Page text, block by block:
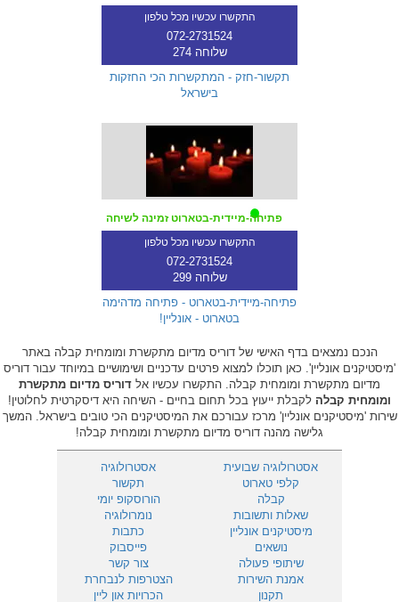
התקשרו עכשיו מכל טלפון
072-2731524
שלוחה 274
תקשור-חזק - המתקשרות הכי החזקות
בישראל
פתיחה-מיידית-בטארוט זמינה לשיחה
התקשרו עכשיו מכל טלפון
072-2731524
שלוחה 299
פתיחה-מיידית-בטארוט - פתיחה מדהימה
בטארוט - אונליין!
הנכם נמצאים בדף האישי של דוריס מדיום מתקשרת ומומחית קבלה באתר
'מיסטיקנים אונליין'. כאן תוכלו למצוא פרטים עדכניים ושימושיים במיוחד עבור דוריס
מדיום מתקשרת ומומחית קבלה. התקשרו עכשיו אל דוריס מדיום מתקשרת
ומומחית קבלה לקבלת ייעוץ בכל תחום בחיים - השיחה היא דיסקרטית לחלוטין!
שירות 'מיסטיקנים אונליין' מרכז עבורכם את המיסטיקנים הכי טובים בישראל. המשך
גלישה מהנה דוריס מדיום מתקשרת ומומחית קבלה!
אסטרולוגיה
אסטרולוגיה שבועית
תקשור
קלפי טארוט
הורוסקופ יומי
קבלה
נומרולוגיה
שאלות ותשובות
כתבות
מיסטיקנים אונליין
פייסבוק
נושאים
צור קשר
שיתופי פעולה
הצטרפות לנבחרת
אמנת השירות
הכרויות און ליין
תקנון